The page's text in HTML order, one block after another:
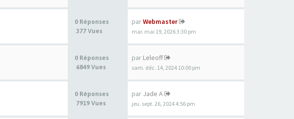
0 Réponses
377 Vues
parWebmaster
mar. mai 19, 2026 3:30 pm
0 Réponses
6849 Vues
par Leleoff
sam. déc. 14, 2024 10:00 pm
0 Réponses
7919 Vues
par Jade A
jeu. sept. 26, 2024 4:56 pm